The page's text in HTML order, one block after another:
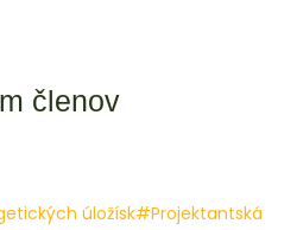
členov
úložísk#Projektantská